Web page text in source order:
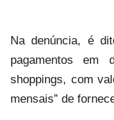
Na denúncia, é
pagamentos em
shoppings, com
mensais” de